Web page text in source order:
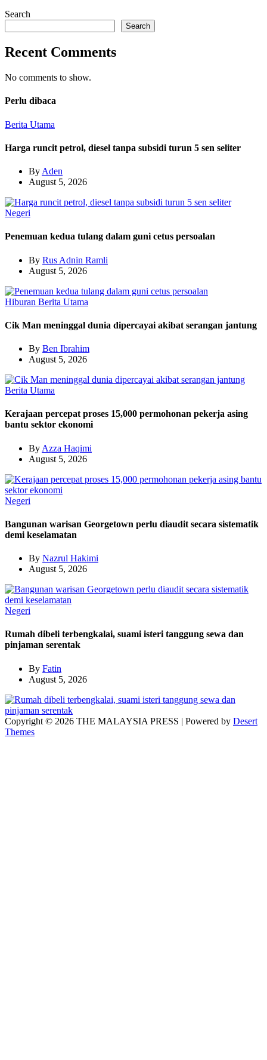
Search
Search
Recent Comments
No comments to show.
Perlu dibaca
Berita Utama
Harga runcit petrol, diesel tanpa subsidi turun 5 sen seliter
By Aden
August 5, 2026
Negeri
Penemuan kedua tulang dalam guni cetus persoalan
By Rus Adnin Ramli
August 5, 2026
Hiburan Berita Utama
Cik Man meninggal dunia dipercayai akibat serangan jantung
By Ben Ibrahim
August 5, 2026
Berita Utama
Kerajaan percepat proses 15,000 permohonan pekerja asing
bantu sektor ekonomi
By Azza Haqimi
August 5, 2026
Negeri
Bangunan warisan Georgetown perlu diaudit secara sistematik
demi keselamatan
By Nazrul Hakimi
August 5, 2026
Negeri
Rumah dibeli terbengkalai, suami isteri tanggung sewa dan
pinjaman serentak
By Fatin
August 5, 2026
Copyright © 2026 THE MALAYSIA PRESS | Powered by Desert
Themes